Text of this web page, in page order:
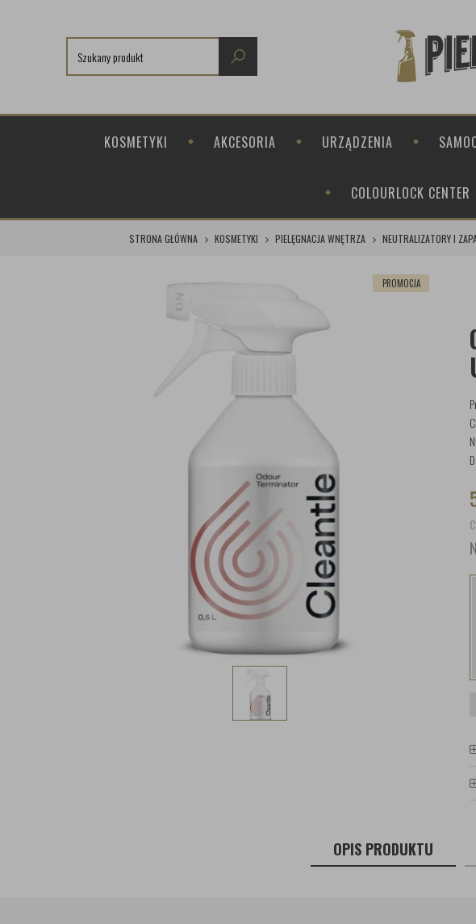
KOSMETYKI AKCESORIA URZĄDZENIA
COLOURLOCK CENTER
STRONA GŁÓWNA KOSMETYKI PIELĘGNACJA WNĘTRZA NEUTRALIZATORY I
PROMOCJA
OPIS PRODUKTU